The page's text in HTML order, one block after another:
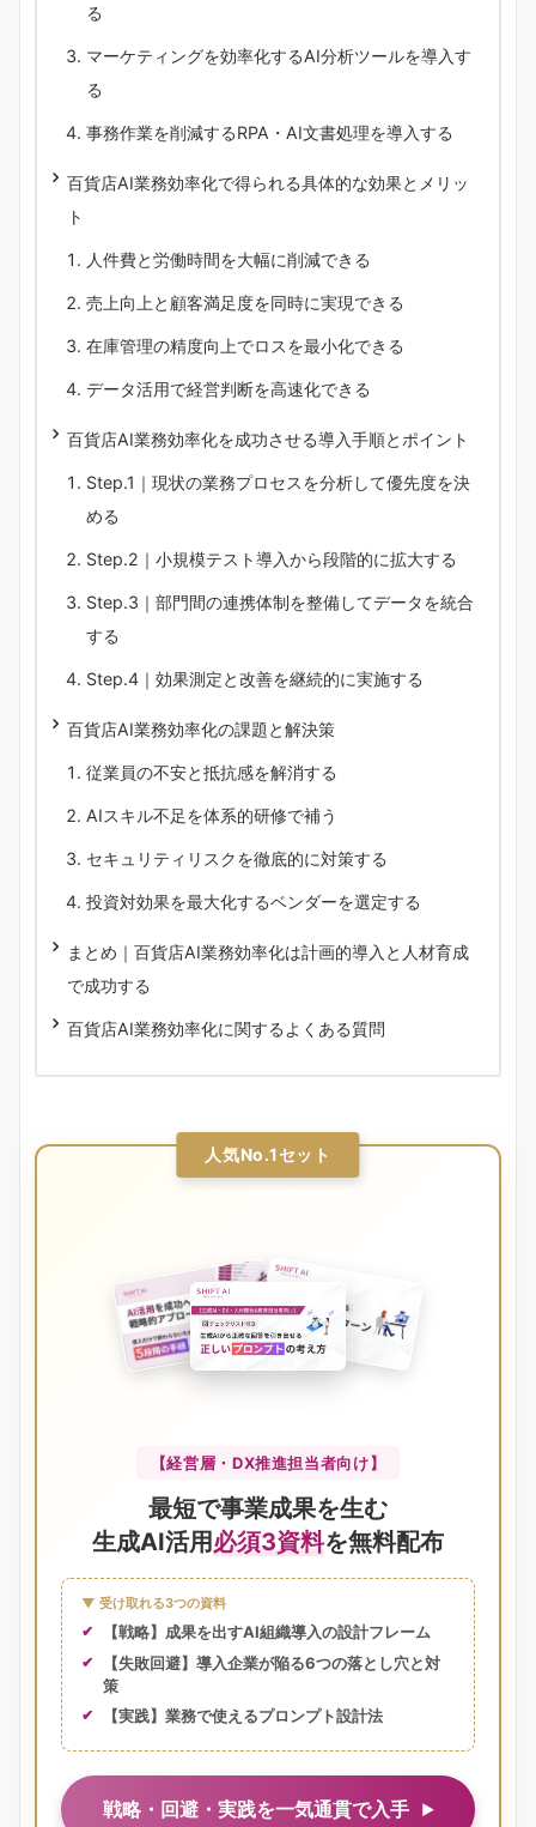
る
マーケティングを効率化するAI分析ツールを導入す
る
事務作業を削減するRPA・AI文書処理を導入する
百貨店AI業務効率化で得られる具体的な効果とメリッ
ト
人件費と労働時間を大幅に削減できる
売上向上と顧客満足度を同時に実現できる
在庫管理の精度向上でロスを最小化できる
データ活用で経営判断を高速化できる
百貨店AI業務効率化を成功させる導入手順とポイント
Step.1｜現状の業務プロセスを分析して優先度を決
める
Step.2｜小規模テスト導入から段階的に拡大する
Step.3｜部門間の連携体制を整備してデータを統合
する
Step.4｜効果測定と改善を継続的に実施する
百貨店AI業務効率化の課題と解決策
従業員の不安と抵抗感を解消する
AIスキル不足を体系的研修で補う
セキュリティリスクを徹底的に対策する
投資対効果を最大化するベンダーを選定する
まとめ｜百貨店AI業務効率化は計画的導入と人材育成
で成功する
百貨店AI業務効率化に関するよくある質問
人気No.1セット
【経営層・DX推進担当者向け】
最短で事業成果を生む
生成AI活用必須3資料を無料配布
▼ 受け取れる3つの資料
【戦略】成果を出すAI組織導入の設計フレーム
【失敗回避】導入企業が陥る6つの落とし穴と対
策
【実践】業務で使えるプロンプト設計法
戦略・回避・実践を一気通貫で入手